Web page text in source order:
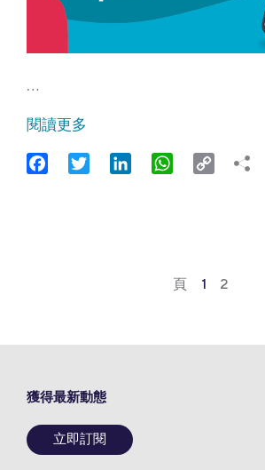
…
閱讀更多
FacebookTwitter LinkedIn WhatsApp
Copy
頁 1 2
獲得最新動態
立即訂閱